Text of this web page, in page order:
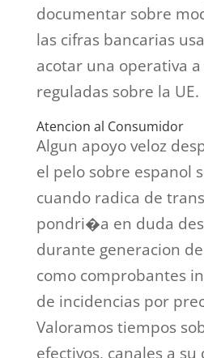
documentar sobre
las cifras bancarias
acotar una operativa
reguladas sobre la UE.
Atencion al Consumidor
Algun apoyo veloz
el pelo sobre espanol
cuando radica de
pondri�a en duda
durante generacion
como comprobantes
de incidencias por
Valoramos tiempos
efectivos, canales a